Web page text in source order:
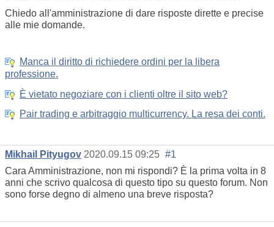
Chiedo all'amministrazione di dare risposte dirette e precise
alle mie domande.
Manca il diritto di richiedere ordini per la libera
professione.
È vietato negoziare con i clienti oltre il sito web?
Pair trading e arbitraggio multicurrency. La resa dei conti.
Mikhail Pityugov 2020.09.15 09:25 #1
Cara Amministrazione, non mi rispondi? È la prima volta in 8
anni che scrivo qualcosa di questo tipo su questo forum. Non
sono forse degno di almeno una breve risposta?